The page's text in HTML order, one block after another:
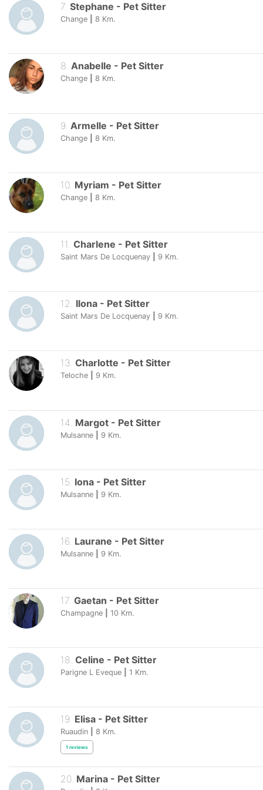
7. Stephane - Pet Sitter
Change 8 Km.
8. Anabelle - Pet Sitter
Change 8 Km.
9 Armelle - Pet Sitter
Change 8 Km.
10. Myriam - Pet Sitter
Change 8 Km.
11 Charlene - Pet Sitter
Saint Mars De Locquenay 9 Km.
12. Ilona - Pet Sitter
Saint Mars De Locquenay 9 Km.
13. Charlotte - Pet Sitter
Teloche 9 Km.
14 Margot - Pet Sitter
Mulsanne 9 Km.
15 Iona - Pet Sitter
Mulsanne 9 Km.
16 Laurane - Pet Sitter
Mulsanne 9 Km.
17. Gaetan - Pet Sitter
Champagne 10 Km.
18. Celine - Pet Sitter
Parigne L Eveque 1 Km.
19. Elisa - Pet Sitter
Ruaudin 8 Km.
1 reviews
20. Marina - Pet Sitter